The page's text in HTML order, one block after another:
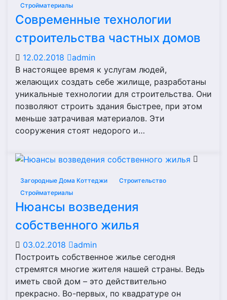
Стройматериалы
Современные технологии
строительства частных домов
12.02.2018
admin
В настоящее время к услугам людей,
желающих создать себе жилище, разработаны
уникальные технологии для строительства. Они
позволяют строить здания быстрее, при этом
меньше затрачивая материалов. Эти
сооружения стоят недорого и…
Загородные Дома Коттеджи
Строительство
Стройматериалы
Нюансы возведения
собственного жилья
03.02.2018
admin
Построить собственное жилье сегодня
стремятся многие жителя нашей страны. Ведь
иметь свой дом – это действительно
прекрасно. Во-первых, по квадратуре он